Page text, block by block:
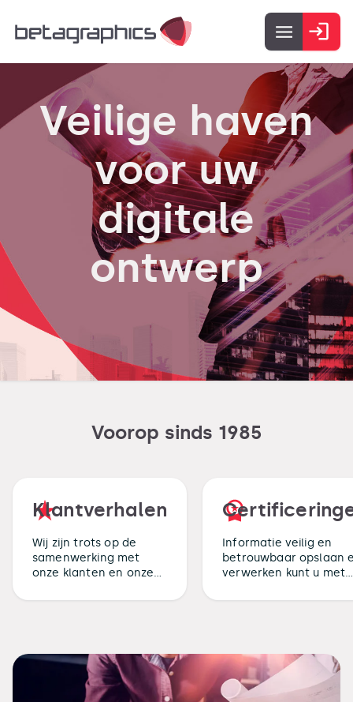
Veilige haven
voor uw
digitale
ontwerp
Voorop sinds 1985
Klantverhalen
Wij zijn trots op de
samenwerking met
onze klanten en onze
tevreden over ons.
Informatie veilig en
betrouwbaar opslaan
verwerken kunt u met
overlaten.